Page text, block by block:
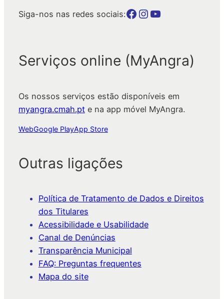
Siga-nos nas redes sociais:Botão para a página da autarquia no Facebook Botão para a página da autarquia no Instagram Botão para a página da autarquia no Youtube
Serviços online (MyAngra)
Os nossos serviços estão disponíveis em
myangra.cmah.pt e na app móvel MyAngra.
WebGoogle PlayApp Store
Outras ligações
Política de Tratamento de Dados e Direitos
dos Titulares
Acessibilidade e Usabilidade
Canal de Denúncias
Transparência Municipal
FAQ: Preguntas frequentes
Mapa do site